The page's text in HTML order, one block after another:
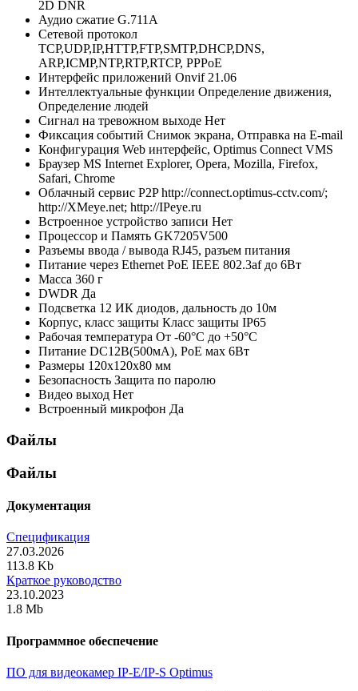
2D DNR
Аудио сжатие G.711A
Сетевой протокол
TCP,UDP,IP,HTTP,FTP,SMTP,DHCP,DNS,
ARP,ICMP,NTP,RTP,RTCP, PPPoE
Интерфейс приложений Onvif 21.06
Интеллектуальные функции Определение движения,
Определение людей
Сигнал на тревожном выходе Нет
Фиксация событий Снимок экрана, Отправка на E-mail
Конфигурация Web интерфейс, Optimus Connect VMS
Браузер MS Internet Explorer, Opera, Mozilla, Firefox,
Safari, Chrome
Облачный сервис P2P http://connect.optimus-cctv.com/;
http://XMeye.net; http://IPeye.ru
Встроенное устройство записи Нет
Процессор и Память GK7205V500
Разъемы ввода / вывода RJ45, разъем питания
Питание через Ethernet PoE IEEE 802.3af до 6Вт
Масса 360 г
DWDR Да
Подсветка 12 ИК диодов, дальность до 10м
Корпус, класс защиты Класс защиты IР65
Рабочая температура От -60°С до +50°С
Питание DC12В(500мА), PoE мах 6Вт
Размеры 120х120х80 мм
Безопасность Защита по паролю
Видео выход Нет
Встроенный микрофон Да
Файлы
Файлы
Документация
Спецификация
27.03.2026
113.8 Kb
Краткое руководство
23.10.2023
1.8 Mb
Программное обеспечение
ПО для видеокамер IP-E/IP-S Optimus